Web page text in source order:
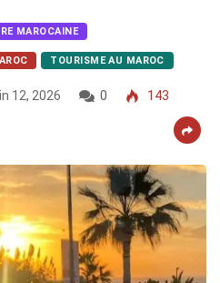
MAROCAINE
TOURISME AU MAROC
12, 2026 0 143